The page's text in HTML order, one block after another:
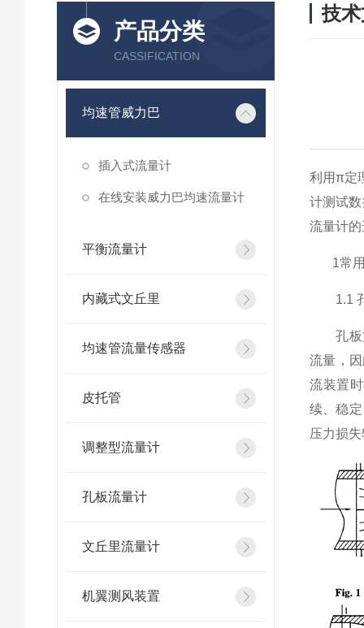
产品分类
CASSIFICATION
均速管威力巴
插入式流量计
在线安装威力巴均速流量计
平衡流量计
内藏式文丘里
均速管流量传感器
皮托管
调整型流量计
孔板流量计
文丘里流量计
机翼测风装置
技
利用π定
计测试
流量计
1常用
1.1 孔
孔板文
流量，
流装置
续、稳
压力损